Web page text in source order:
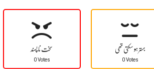
سخت نا پسند
0 Votes
بہتر ہو سکتی تھی
0 Votes